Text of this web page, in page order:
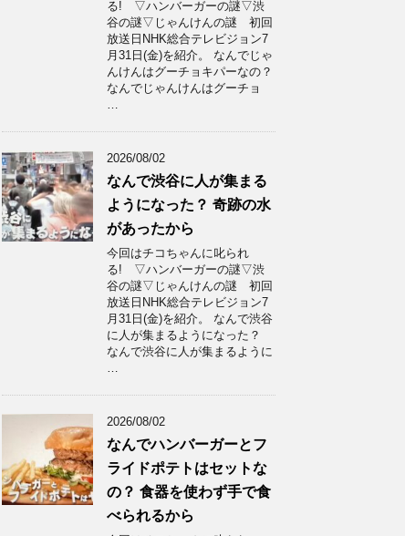
る! ▽ハンバーガーの謎▽渋
谷の謎▽じゃんけんの謎 初回
放送日NHK総合テレビジョン7
月31日(金)を紹介。 なんでじゃ
んけんはグーチョキパーなの？
なんでじゃんけんはグーチョ
…
2026/08/02
なんで渋谷に人が集まる
ようになった？ 奇跡の水
があったから
今回はチコちゃんに叱られ
る! ▽ハンバーガーの謎▽渋
谷の謎▽じゃんけんの謎 初回
放送日NHK総合テレビジョン7
月31日(金)を紹介。 なんで渋谷
に人が集まるようになった？
なんで渋谷に人が集まるように
…
2026/08/02
なんでハンバーガーとフ
ライドポテトはセットな
の？ 食器を使わず手で食
べられるから